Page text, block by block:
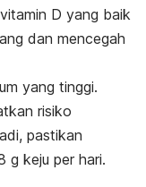
D yang baik
dan mencegah
yang tinggi.
risiko
pastikan
g keju per hari.